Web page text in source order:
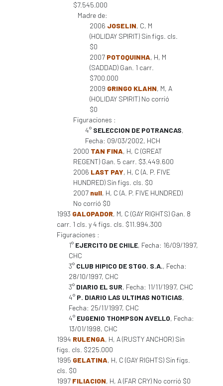
$7.545.000
Madre de:
2006 JOSELIN, C, M
(HOLIDAY SPIRIT) Sin figs. cls.
$0
2007 POTOQUINHA, H, M
(SADDAD) Gan. 1 carr.
$700.000
2009 GRINGO KLAHN, M, A
(HOLIDAY SPIRIT) No corrió
$0
Figuraciones :
4° SELECCION DE POTRANCAS,
Fecha: 09/03/2002, HCH
2000 TAN FINA, H, C (GREAT
REGENT) Gan. 5 carr. $3.449.600
2006 LAST PAY, H, C (A. P. FIVE
HUNDRED) Sin figs. cls. $0
2007 null, H, C (A. P. FIVE HUNDRED)
No corrió $0
1993 GALOPADOR, M, C (GAY RIGHTS) Gan. 8
carr. 1 cls. y 4 figs. cls. $11.994.300
Figuraciones :
1° EJERCITO DE CHILE, Fecha: 16/09/1997,
CHC
3° CLUB HIPICO DE STGO. S.A., Fecha:
28/10/1997, CHC
3° DIARIO EL SUR, Fecha: 11/11/1997, CHC
4° P. DIARIO LAS ULTIMAS NOTICIAS,
Fecha: 25/11/1997, CHC
4° EUGENIO THOMPSON AVELLO, Fecha:
13/01/1998, CHC
1994 RULENGA, H, A (RUSTY ANCHOR) Sin
figs. cls. $225.000
1995 GELATINA, H, C (GAY RIGHTS) Sin figs.
cls. $0
1997 FILIACION, H, A (FAR CRY) No corrió $0